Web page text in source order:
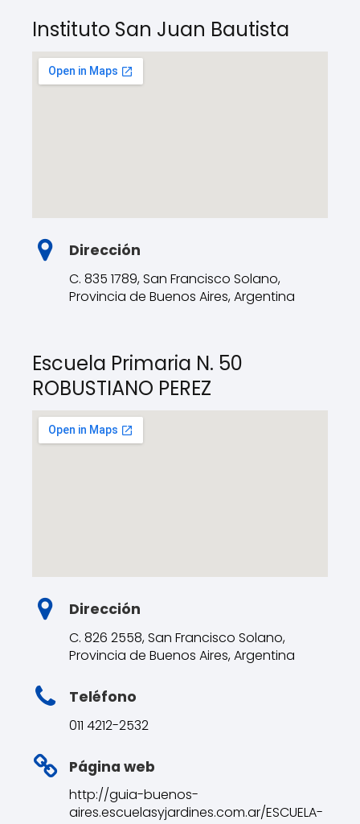
Instituto San Juan Bautista
Dirección
C. 835 1789, San Francisco Solano,
Provincia de Buenos Aires, Argentina
Escuela Primaria N. 50
ROBUSTIANO PEREZ
Dirección
C. 826 2558, San Francisco Solano,
Provincia de Buenos Aires, Argentina
Teléfono
011 4212-2532
Página web
http://guia-buenos-
aires.escuelasyjardines.com.ar/ESCUELA-